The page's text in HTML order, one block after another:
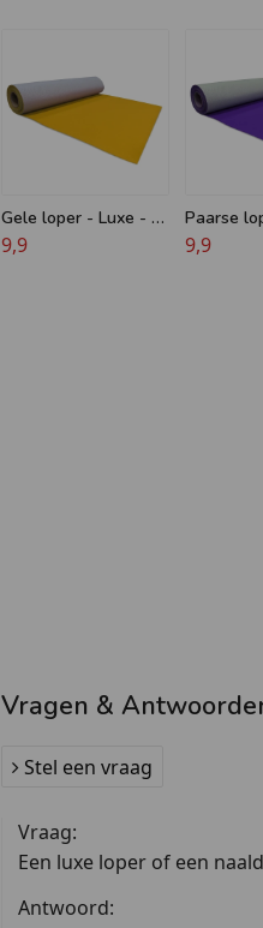
Gele loper - Luxe - 1
meter breed
9,9
Paarse
1 meter
9,9
Vragen &
Stel een vraag
Vraag:
Een luxe loper of een
Antwoord: